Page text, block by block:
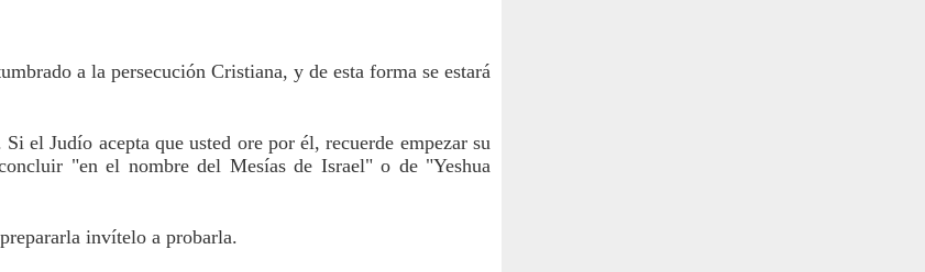
a la persecución Cristiana, y de esta forma se estará
el Judío acepta que usted ore por él, recuerde empezar su
"en el nombre del Mesías de Israel" o de "Yeshua
invítelo a probarla.